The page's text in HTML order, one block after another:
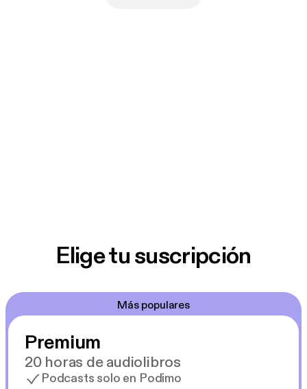
Elige tu suscripción
Más populares
Premium
20 horas de audiolibros
Podcasts solo en Podimo